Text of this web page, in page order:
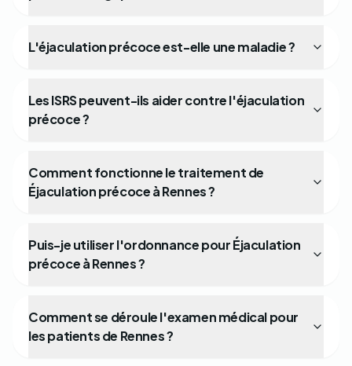
L'éjaculation précoce est-elle une maladie ?
Les ISRS peuvent-ils aider contre l'éjaculation
précoce ?
Comment fonctionne le traitement de
Éjaculation précoce à Rennes ?
Puis-je utiliser l'ordonnance pour Éjaculation
précoce à Rennes ?
Comment se déroule l'examen médical pour
les patients de Rennes ?